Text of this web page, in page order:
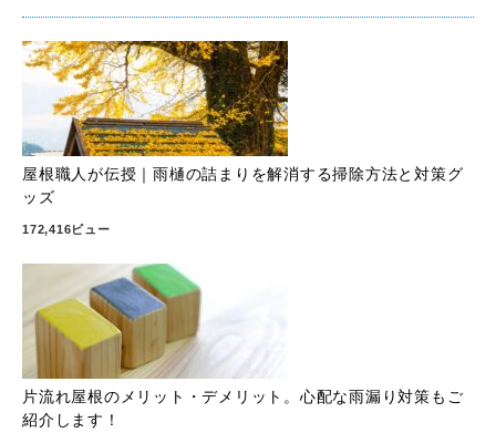
屋根職人が伝授｜雨樋の詰まりを解消する掃除方法と対策グ
ッズ
172,416ビュー
片流れ屋根のメリット・デメリット。心配な雨漏り対策もご
紹介します！